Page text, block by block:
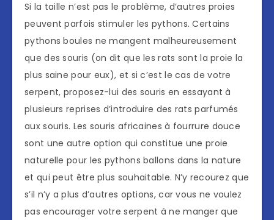
Si la taille n’est pas le problème, d’autres proies
peuvent parfois stimuler les pythons. Certains
pythons boules ne mangent malheureusement
que des souris (on dit que les rats sont la proie la
plus saine pour eux), et si c’est le cas de votre
serpent, proposez-lui des souris en essayant à
plusieurs reprises d’introduire des rats parfumés
aux souris. Les souris africaines à fourrure douce
sont une autre option qui constitue une proie
naturelle pour les pythons ballons dans la nature
et qui peut être plus souhaitable. N’y recourez que
s’il n’y a plus d’autres options, car vous ne voulez
pas encourager votre serpent à ne manger que